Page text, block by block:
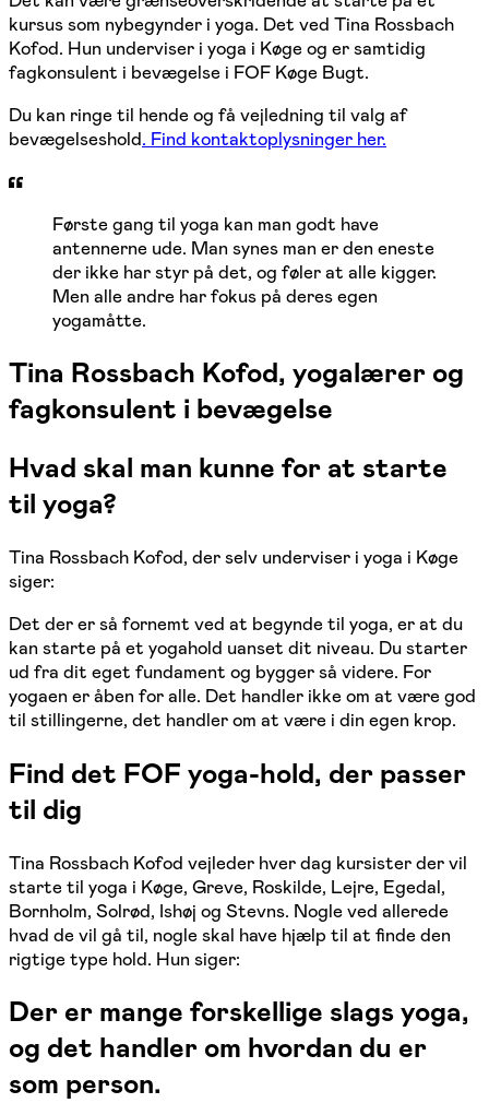
kursus som nybegynder i yoga. Det ved Tina Rossbach
Kofod. Hun underviser i yoga i Køge og er samtidig
fagkonsulent i bevægelse i FOF Køge Bugt.
Du kan ringe til hende og få vejledning til valg af
bevægelseshold. Find kontaktoplysninger her.
Første gang til yoga kan man godt have
antennerne ude. Man synes man er den eneste
der ikke har styr på det, og føler at alle kigger.
Men alle andre har fokus på deres egen
yogamåtte.
Tina Rossbach Kofod, yogalærer og
fagkonsulent i bevægelse
Hvad skal man kunne for at starte
til yoga?
Tina Rossbach Kofod, der selv underviser i yoga i Køge
siger:
Det der er så fornemt ved at begynde til yoga, er at du
kan starte på et yogahold uanset dit niveau. Du starter
ud fra dit eget fundament og bygger så videre. For
yogaen er åben for alle. Det handler ikke om at være god
til stillingerne, det handler om at være i din egen krop.
Find det FOF yoga-hold, der passer
til dig
Tina Rossbach Kofod vejleder hver dag kursister der vil
starte til yoga i Køge, Greve, Roskilde, Lejre, Egedal,
Bornholm, Solrød, Ishøj og Stevns. Nogle ved allerede
hvad de vil gå til, nogle skal have hjælp til at finde den
rigtige type hold. Hun siger:
Der er mange forskellige slags yoga,
og det handler om hvordan du er
som person.